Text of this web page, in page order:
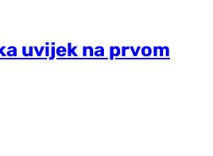
uvijek na prvom